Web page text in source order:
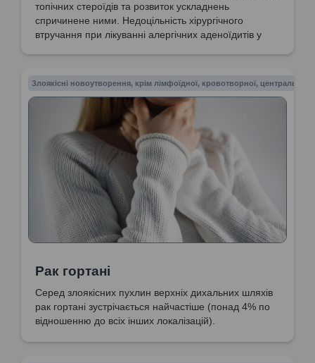
топічних стероїдів та розвиток ускладнень
спричинене ними. Недоцільність хірургічного
втручання при лікуванні алергічних аденоїдитів у
для мінімізації інфікування дітей та формування
Злоякісні новоутворення, крім лімфоїдної, кровотворної, центральної
Рак гортані
Серед злоякісних пухлин верхніх дихальних шляхів
рак гортані зустрічається найчастіше (понад 4% по
відношенню до всіх інших локалізацій).